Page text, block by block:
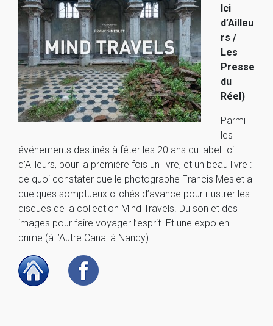
Ici
d’Ailleu
rs /
Les
Presse
du
Réel)
Parmi
les
événements destinés à fêter les 20 ans du label Ici
d’Ailleurs, pour la première fois un livre, et un beau livre :
de quoi constater que le photographe Francis Meslet a
quelques somptueux clichés d’avance pour illustrer les
disques de la collection Mind Travels. Du son et des
images pour faire voyager l’esprit. Et une expo en
prime (à l’Autre Canal à Nancy).